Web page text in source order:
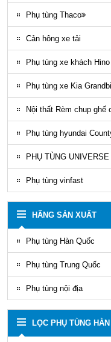
Phụ tùng Trago
Phụ tung hyundai mighty
Phụ tùng đồ chơi kia
Phụ tùng Kia K3000
Phụ tùng Thaco
Phụ tùng vỏ xe khách
Phụ tùng gầm máy xe
Cản hông xe tải
Phụ tùng xe khách Hino
Phụ tùng xe Kia
Nội thất Rèm chup ghế
Rèm áo ghế xe County
Phụ tùng hyundai
PHỤ TÙNG UNIVERSE
Phụ tùng vinfast
HÃNG SẢN XUẤT
Phụ tùng Hàn Quốc
Phụ tùng Trung Quốc
Phụ tùng nội địa
LỌC PHỤ TÙNG